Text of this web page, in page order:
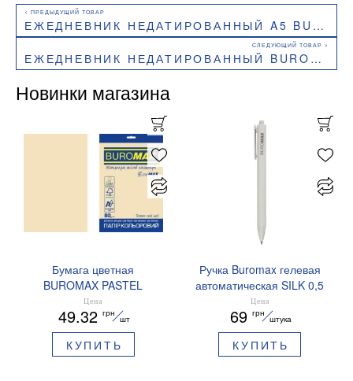
ЕЖЕДНЕВНИК НЕДАТИРОВАННЫЙ A5 BUROMAX POWER BM.2060
ЕЖЕДНЕВНИК НЕДАТИРОВАННЫЙ BUROMAX AIRY A5 BM.20731
Новинки магазина
Бумага цветная
BUROMAX PASTEL
EUROMAX 20 арк А4 80 г/
мс BM.2721220E-08
Цена
49.32 грн
шт
КУПИТЬ
Ручка Buromax гелевая
автоматическая SILK 0,5
мм синие чернила
BM.83100
Цена
69 грн
штука
КУПИТЬ